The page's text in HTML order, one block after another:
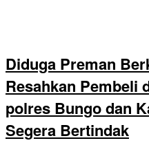
Diduga Preman
Resahkan Pembeli
polres Bungo dan
Segera Bertindak